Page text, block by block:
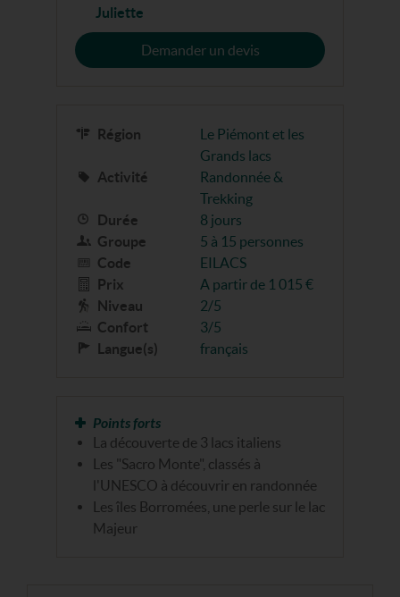
Juliette
Demander un devis
Région
Le Piémont et les
Grands lacs
Activité
Randonnée &
Trekking
Durée
8 jours
Groupe
5 à 15 personnes
Code
EILACS
Prix
A partir de 1 015 €
Niveau
2/5
Confort
3/5
Langue(s)
français
Points forts
La découverte de 3 lacs italiens
Les "Sacro Monte", classés à
l'UNESCO à découvrir en randonnée
Les îles Borromées, une perle sur le lac
Majeur